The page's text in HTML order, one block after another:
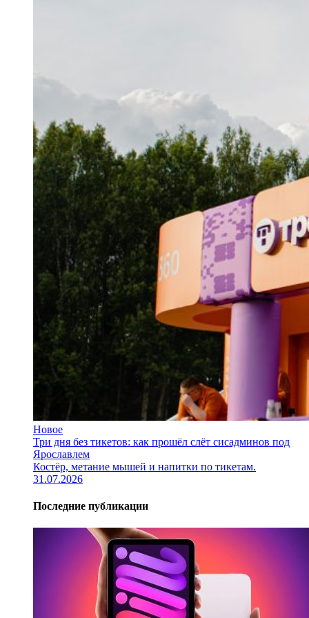
Новое
Три дня без тикетов: как прошёл слёт сисадминов под
Ярославлем
Костёр, метание мышей и напитки по тикетам.
31.07.2026
Последние публикации